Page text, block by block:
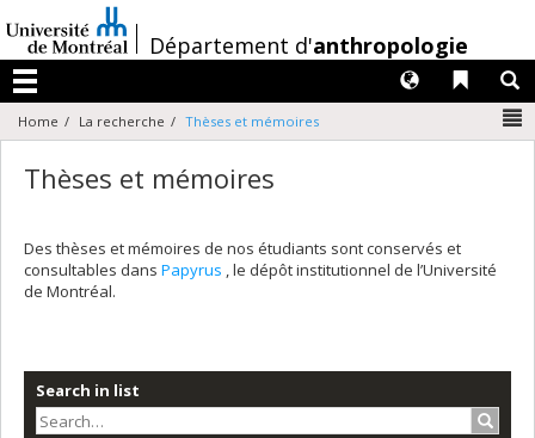
au
contenu
/Département d'anthropologie
Menu
Liens
Langues
Home La recherche Thèses et mémoires
Thèses et mémoires
Des thèses et mémoires de nos étudiants sont conservés et
consultables dans Papyrus , le dépôt institutionnel de l’Université
de Montréal.
Search in list